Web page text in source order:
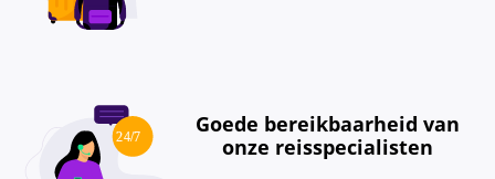
Goede bereikbaarheid van
onze reisspecialisten